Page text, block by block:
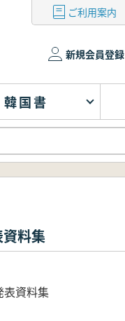
ご利用案内
新規会員登録
韓国書
料集
表資料集